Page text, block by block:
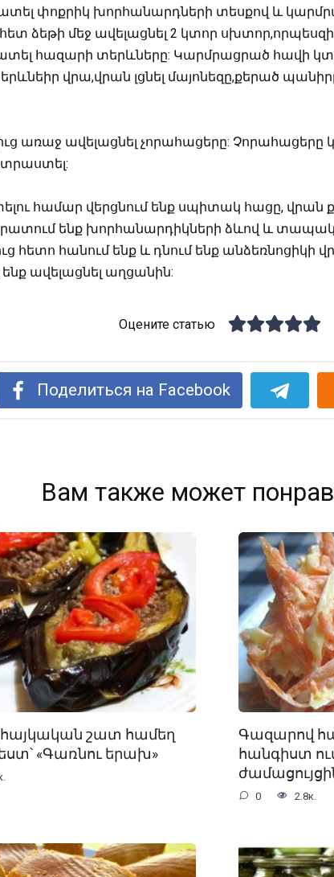
փոքրիկ խորհանարդների տեսքով և
ձեթի մեջ ավելացնել 2 կտոր
հազարի տերևները: Կարմրացրած հավի
վրա,վրան լցնել մայոնեզը,քերած
առաջ ավելացնել չորահացերը:
համար վերցնում ենք սպիտակ հացը, վրան
ենք խորհանարդիկների ձևով և
հետո հանում ենք և դնում ենք անձեռնոցիկի
ավելացնել աղցանին:
Оцените статью
Поделиться на Facebook
Вам также может
հայկական շատ համեղ
«Գառնու երախ»
Գազարով
հանգիստ
0 2.8к.